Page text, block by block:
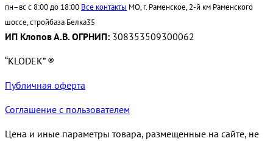
пн–вс с 8:00 до 18:00 Все контакты МО, г. Раменское, 2-й км Раменского
шоссе, стройбаза Белка35
ИП Клопов А.В. ОГРНИП: 308353509300062
“KLODEK” ®
Публичная оферта
Соглашение с пользователем
Цена и иные параметры товара, размещенные на сайте, не